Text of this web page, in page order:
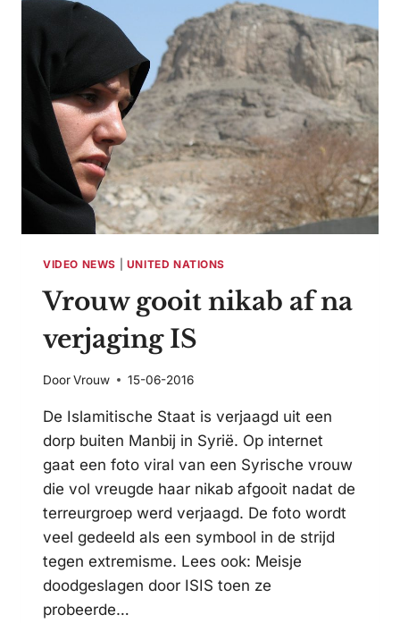
VIDEO NEWS UNITED NATIONS
Vrouw gooit nikab af na
verjaging IS
DoorVrouw 15-06-2016
De Islamitische Staat is verjaagd uit een
dorp buiten Manbij in Syrië. Op internet
gaat een foto viral van een Syrische vrouw
die vol vreugde haar nikab afgooit nadat de
terreurgroep werd verjaagd. De foto wordt
veel gedeeld als een symbool in de strijd
tegen extremisme. Lees ook: Meisje
doodgeslagen door ISIS toen ze
probeerde…